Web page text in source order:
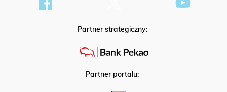
Partner strategiczny:
Partner portalu: